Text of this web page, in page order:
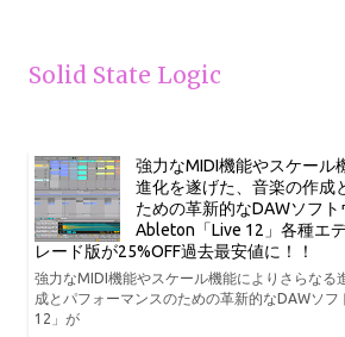
Solid State Logic
強力なMIDI機能やスケール
進化を遂げた、音楽の作成
ための革新的なDAWソフト
Ableton「Live 12」各種エ
レード版が25%OFF過去最安値に！！
強力なMIDI機能やスケール機能によりさらなる
成とパフォーマンスのための革新的なDAWソ
12」が